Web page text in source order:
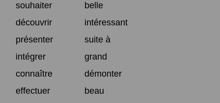
souhaiter
belle
découvrir
intéressant
présenter
suite à
intégrer
grand
connaître
démonter
effectuer
beau